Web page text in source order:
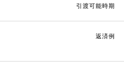
引渡可能時期
返済例